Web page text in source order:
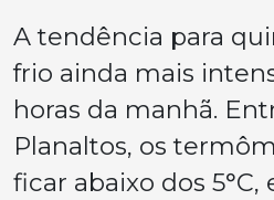
A tendência para
frio ainda mais
horas da manhã.
Planaltos, os
ficar abaixo dos